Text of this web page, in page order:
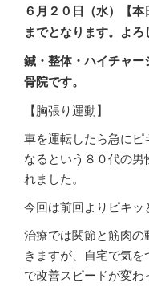
６月２０ 日（水）
【
までとなります。よろ
鍼・整体・ハイチャ
骨院です。
【胸張り運動】
車を運転したら急にピ
なるという８０代の
れました。
今回は前回よりピキッ
治療では関節と筋肉
きますが、自宅で気
で改善スピードが変わ